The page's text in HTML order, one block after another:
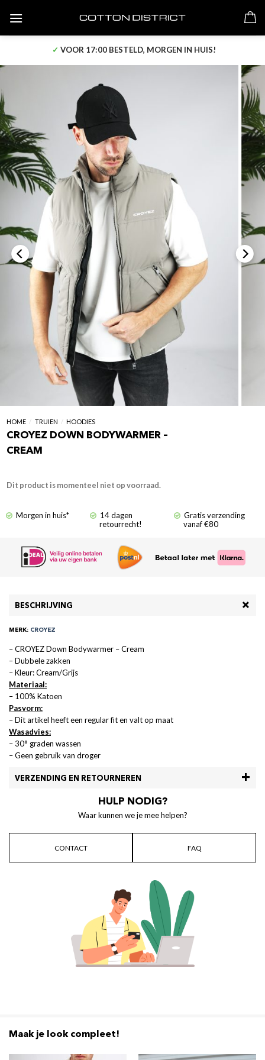
content
✓ VOOR 17:00 BESTELD, MORGEN IN HUIS!
HOME / TRUIEN / HOODIES
CROYEZ DOWN BODYWARMER –
CREAM
Dit product is momenteel niet op voorraad.
Morgen in huis*
14 dagen
retourrecht!
Gratis verzending
vanaf €80
BESCHRIJVING
MERK: CROYEZ
– CROYEZ Down Bodywarmer – Cream
– Dubbele zakken
– Kleur: Cream/Grijs
Materiaal:
– 100% Katoen
Pasvorm:
– Dit artikel heeft een regular fit en valt op maat
Wasadvies:
– 30° graden wassen
– Geen gebruik van droger
VERZENDING EN RETOURNEREN
HULP NODIG?
Waar kunnen we je mee helpen?
CONTACT FAQ
Maak je look compleet!